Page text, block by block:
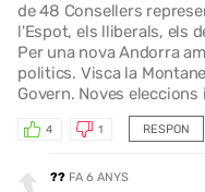
de 48 Consellers
l'Espot, els lliberals, els
Per una nova Andorra
politics. Visca la
Govern. Noves
RESPON
4 1
?? FA 6 ANYS